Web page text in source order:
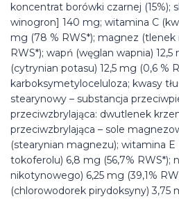
koncentrat borówki czarnej (15%);
winogron] 140 mg; witamina C
mg (78 % RWS*); magnez (tlenek
RWS*); wapń (węglan wapnia) 12,5
(cytrynian potasu) 12,5 mg (0,6 %
karboksymetyloceluloza; kwasy
stearynowy – substancja
przeciwzbrylająca: dwutlenek
przeciwzbrylająca – sole
(stearynian magnezu); witamina
tokoferolu) 6,8 mg (56,7% RWS*);
nikotynowego) 6,25 mg (39,1%
(chlorowodorek pirydoksyny) 3,75